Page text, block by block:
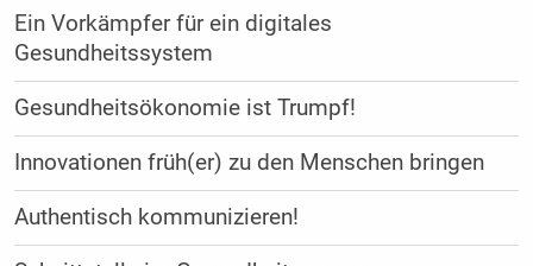
Ein Vorkämpfer für ein digitales
Gesundheitssystem
Gesundheitsökonomie ist Trumpf!
Innovationen früh(er) zu den Menschen bringen
Authentisch kommunizieren!